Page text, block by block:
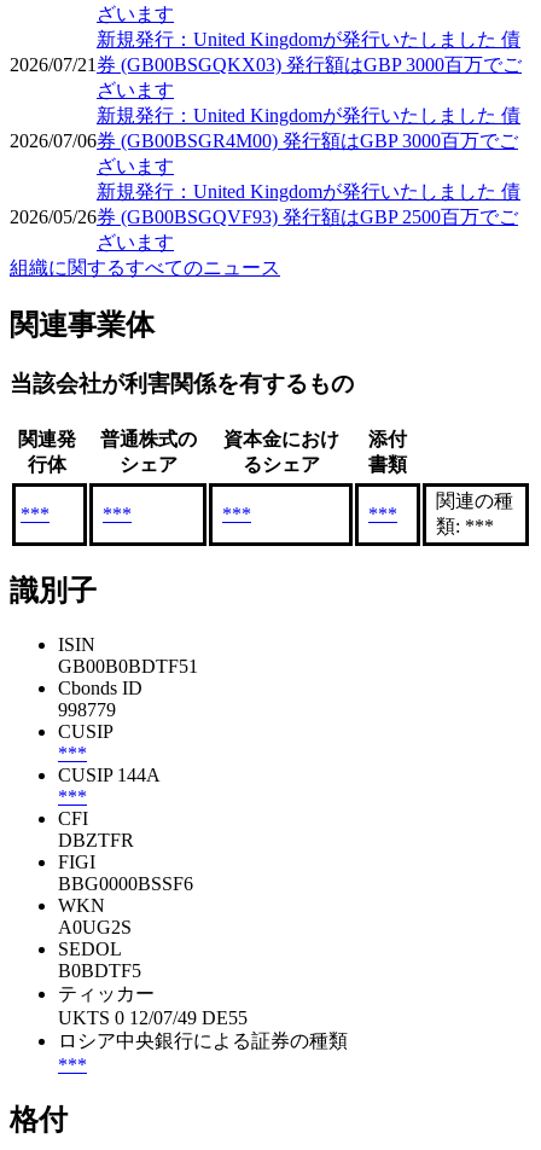
ざいます
2026/07/21
新規発行：United Kingdomが発行いたしました 債
券 (GB00BSGQKX03) 発行額はGBP 3000百万でご
ざいます
2026/07/06
新規発行：United Kingdomが発行いたしました 債
券 (GB00BSGR4M00) 発行額はGBP 3000百万でご
ざいます
2026/05/26
新規発行：United Kingdomが発行いたしました 債
券 (GB00BSGQVF93) 発行額はGBP 2500百万でご
ざいます
組織に関するすべてのニュース
関連事業体
当該会社が利害関係を有するもの
関連発
行体
普通株式の
シェア
資本金におけ
るシェア
添付
書類
*** *** *** ***
関連の種
類: ***
識別子
ISIN
GB00B0BDTF51
Cbonds ID
998779
CUSIP
***
CUSIP 144A
***
CFI
DBZTFR
FIGI
BBG0000BSSF6
WKN
A0UG2S
SEDOL
B0BDTF5
ティッカー
UKTS 0 12/07/49 DE55
ロシア中央銀行による証券の種類
***
格付